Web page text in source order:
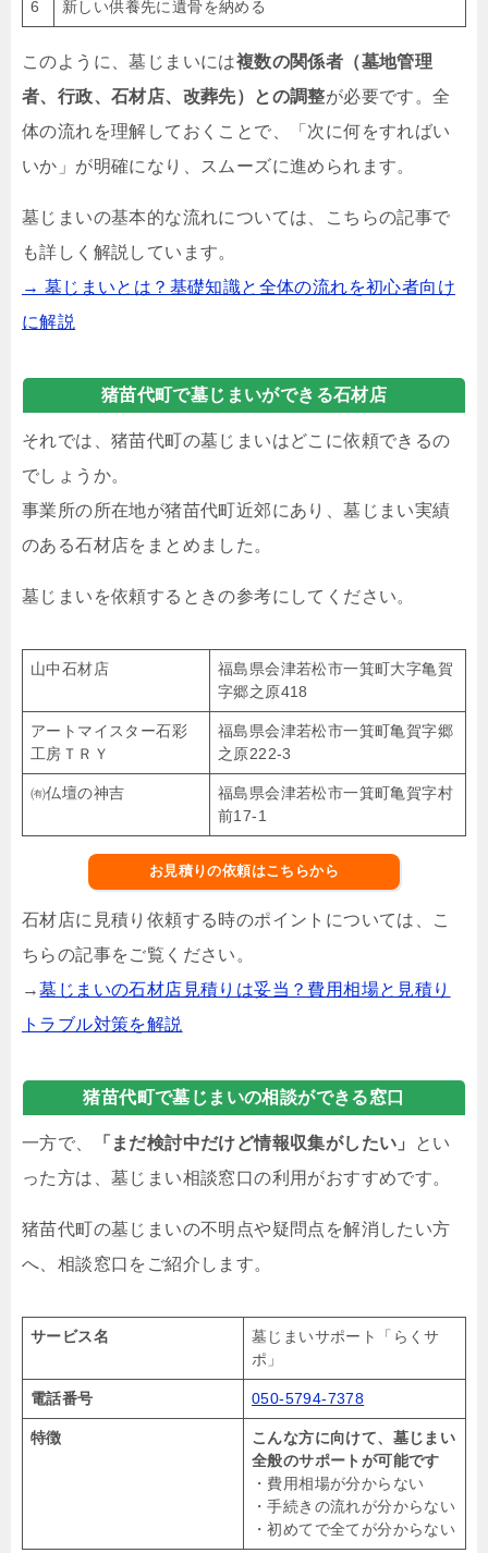
6 新しい供養先に遺骨を納める
このように、墓じまいには複数の関係者（墓地管理
者、行政、石材店、改葬先）との調整が必要です。全
体の流れを理解しておくことで、「次に何をすればい
いか」が明確になり、スムーズに進められます。
墓じまいの基本的な流れについては、こちらの記事で
も詳しく解説しています。
→ 墓じまいとは？基礎知識と全体の流れを初心者向け
に解説
猪苗代町で墓じまいができる石材店
それでは、猪苗代町の墓じまいはどこに依頼できるの
でしょうか。
事業所の所在地が猪苗代町近郊にあり、墓じまい実績
のある石材店をまとめました。
墓じまいを依頼するときの参考にしてください。
山中石材店
福島県会津若松市一箕町大字亀賀
字郷之原418
アートマイスター石彩
工房ＴＲＹ
福島県会津若松市一箕町亀賀字郷
之原222-3
㈲仏壇の神吉
福島県会津若松市一箕町亀賀字村
前17-1
お見積りの依頼はこちらから
石材店に見積り依頼する時のポイントについては、こ
ちらの記事をご覧ください。
→墓じまいの石材店見積りは妥当？費用相場と見積り
トラブル対策を解説
猪苗代町で墓じまいの相談ができる窓口
一方で、 「まだ検討中だけど情報収集がしたい」
とい
った方は、墓じまい相談窓口の利用がおすすめです。
猪苗代町の墓じまいの不明点や疑問点を解消したい方
へ、相談窓口をご紹介します。
サービス名
墓じまいサポート「らくサ
ポ」
電話番号 050-5794-7378
特徴
こんな方に向けて、墓じまい
全般のサポートが可能です
・費用相場が分からない
・手続きの流れが分からない
・初めてで全てが分からない